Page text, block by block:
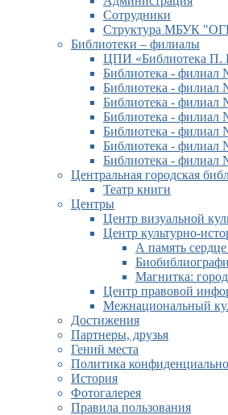
Сотрудники
Структура МБУК
Библиотеки – филиалы
ЦПИ «Библиотека П.
Библиотека - филиал
Библиотека - филиал
Библиотека - филиал
Библиотека - филиал
Библиотека - филиал
Библиотека - филиал
Библиотека - филиал
Центральная городская
Театр книги
Центры
Центр визуальной
Центр культурно-
А память
Магнитка:
Центр правовой
Межнациональный
Достижения
Партнеры, друзья
Гений места
Политика
История
Фотогалерея
Правила пользования